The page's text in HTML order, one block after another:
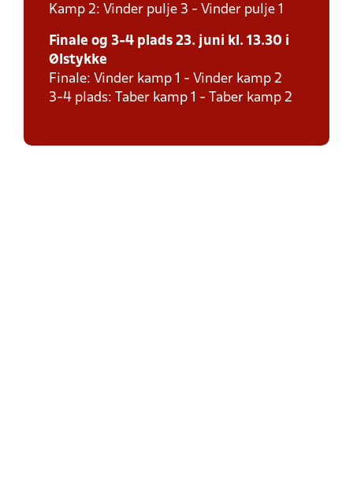
Kamp 2: Vinder pulje 3 - Vinder pulje 1
Finale og 3-4 plads 23. juni kl. 13.30 i
Ølstykke
Finale: Vinder kamp 1 - Vinder kamp 2
3-4 plads: Taber kamp 1 - Taber kamp 2